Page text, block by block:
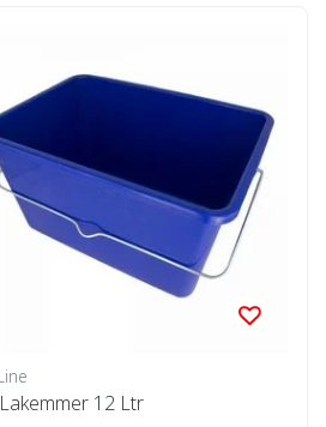
12 Ltr